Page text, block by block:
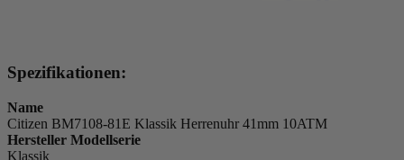
Spezifikationen:
Name
Citizen BM7108-81E Klassik Herrenuhr 41mm 10ATM
Hersteller Modellserie
Klassik